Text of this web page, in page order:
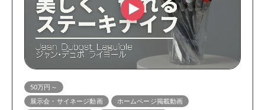
50万円～
展示会・サイネージ動画
ホームページ掲載動画